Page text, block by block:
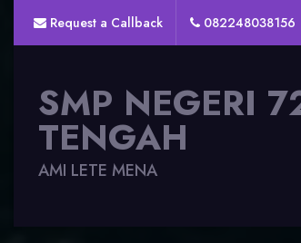
Request a Callback 082248038156
SMP NEGERI
TENGAH
AMI LETE MENA